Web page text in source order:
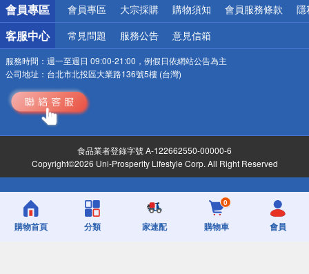
會員專區 會員專區 大宗採購 購物須知 會員服務條款 隱
客服中心 常見問題 服務公告 意見信箱
服務時間： 週一至週日 09:00-21:00，例假日依網站公告為主
公司地址： 台北市北投區大業路136號5樓 (台灣)
食品業者登錄字號 A-122662550-00000-6
Copyright©2026 Uni-Prosperity Lifestyle Corp. All Right Reserved
購物首頁 分類 家速配
0
購物車 會員